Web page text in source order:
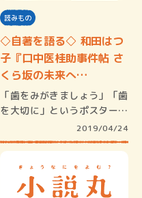
読みもの
◇自著を語る◇ 和田はつ
子『口中医桂助事件帖 さ
くら坂の未来へ…
「歯をみがきましょう」「歯
を大切に」というポスターや
2019/04/24